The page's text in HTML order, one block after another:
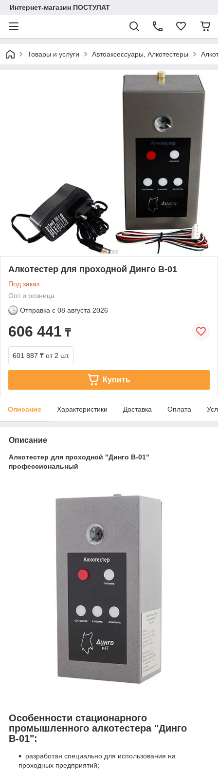
Интернет-магазин ПОСТУЛАТ
Товары и услуги Автоаксессуары, Алкотестеры
Алкотестер для проходной Динго В-01
Под заказ
Опт и розница
Отправка с 08 августа 2026
606 441 ₸
601 887 ₸ от 2 шт.
Купить
Описание Характеристики Доставка Оплата
Описание
Алкотестер для проходной "Динго В-01"
профессиональный
Особенности стационарного
промышленного алкотестера "Динго
В-01":
разработан специально для использования на
проходных предприятий;